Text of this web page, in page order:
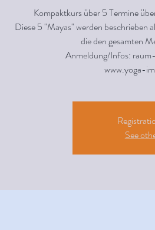
Kompaktkurs über 5 Termine
Diese 5 "Mayas" werden beschrieben
die den gesamten
Anmeldung/Infos:
www.yoga-
See